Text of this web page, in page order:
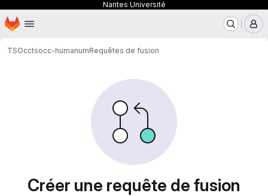
Nantes Université
Passer au contenu principal
Page d'accueil
TSOcctsocc-humanumRequêtes de fusion
Créer une requête de fusion